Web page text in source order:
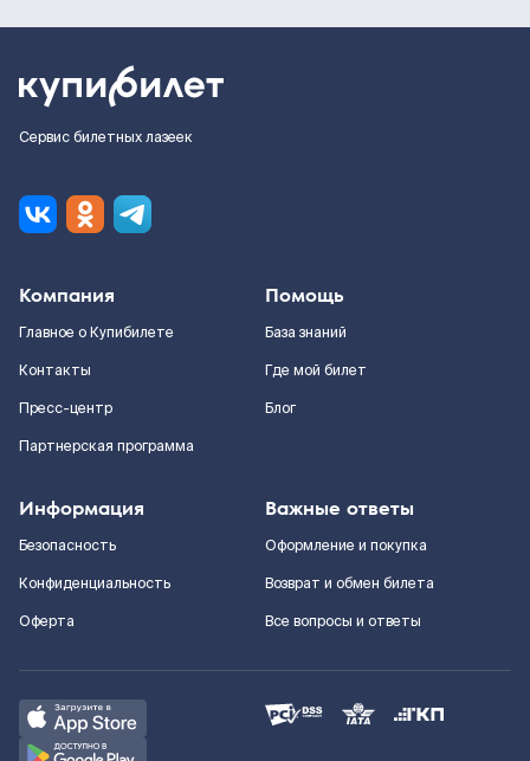
Сервис билетных лазеек
Компания
Главное о Купибилете
Контакты
Пресс-центр
Партнерская программа
Помощь
База знаний
Где мой билет
Блог
Информация
Безопасность
Конфиденциальность
Оферта
Важные ответы
Оформление и покупка
Возврат и обмен билета
Все вопросы и ответы